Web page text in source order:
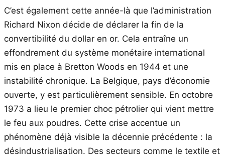
C’est également cette année-là que l’administration
Richard Nixon décide de déclarer la fin de la
convertibilité du dollar en or. Cela entraîne un
effondrement du système monétaire international
mis en place à Bretton Woods en 1944 et une
instabilité chronique. La Belgique, pays d’économie
ouverte, y est particulièrement sensible. En octobre
1973 a lieu le premier choc pétrolier qui vient mettre
le feu aux poudres. Cette crise accentue un
phénomène déjà visible la décennie précédente : la
désindustrialisation. Des secteurs comme le textile et